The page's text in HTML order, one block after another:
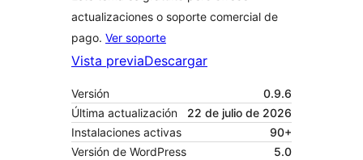
actualizaciones o soporte comercial de
pago. Ver soporte
Vista previaDescargar
Versión
0.9.6
Última actualización
22 de julio de 2026
Instalaciones activas
90+
Versión de WordPress
5.0